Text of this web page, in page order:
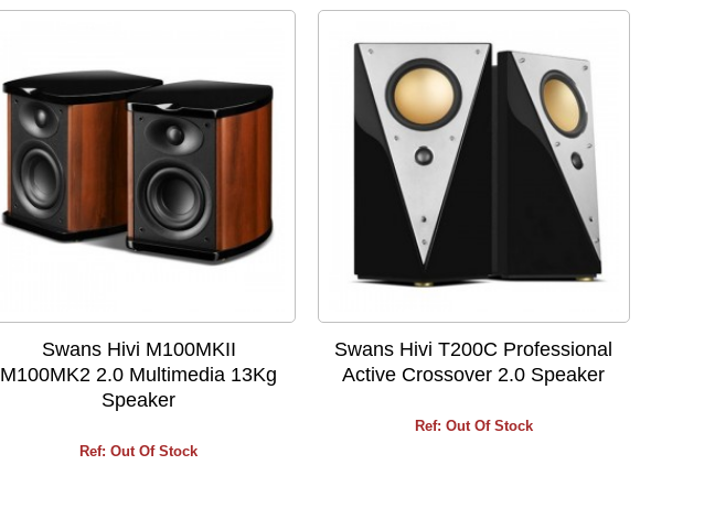
Swans Hivi M100MKII
M100MK2 2.0 Multimedia 13Kg
Speaker
Ref: Out Of Stock
Swans Hivi T200C Professional
Active Crossover 2.0 Speaker
Ref: Out Of Stock